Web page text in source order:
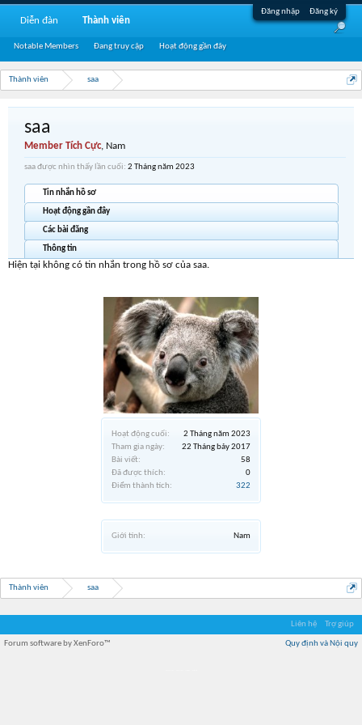
Đăng nhập Đăng ký
Thành viên saa
Hoạt động cuối:
2 Tháng năm 2023
Tham gia ngày:
22 Tháng bảy 2017
Bài viết:
58
Đã được thích:
0
Điểm thành tích:
322
Giới tính: Nam
saa
Member Tích Cực, Nam
saa được nhìn thấy lần cuối: 2 Tháng năm 2023
Tin nhắn hồ sơ
Hoạt động gần đây
Các bài đăng
Thông tin
Hiện tại không có tin nhắn trong hồ sơ của saa.
Thành viên saa
Diễn đàn Thành viên
Notable Members Đang truy cập Hoạt động gần đây
Liên hệ Trợ giúp
Quy định và Nội quy
Forum software by XenForo™